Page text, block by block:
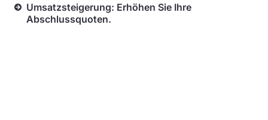
Umsatzsteigerung: Erhöhen Sie Ihre
Abschlussquoten.